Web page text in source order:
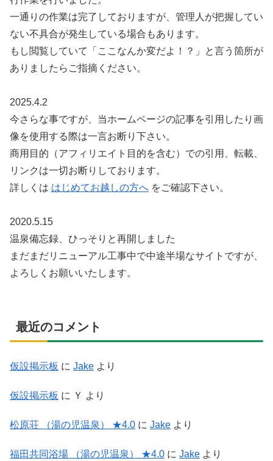
一通りの作業は完了しておりますが、管理人が把握してい
ない不具合が発生している場合もあります。
もし閲覧していて「ここなんか変だよ！？」と言う箇所が
ありましたらご指摘ください。
2025.4.2
今さらな事ですが、当ホームページの記事を引用したり画
像を使用する際は一言お断り下さい。
商用目的（アフィリエイト目的を含む）での引用、転載、
リンクは一切お断りしております。
詳しくは はじめてお越しの方へ をご確認下さい。
2020.5.15
温泉備忘録、ひっそりと再開しました
まだまだリニューアル工事中で中途半場なサイトですが、
よろしくお願いいたします。
最近のコメント
仮設掲示板 に Jake より
仮設掲示板 に Ｙ より
松原荘 （湯の児温泉） ★4.0 に Jake より
福田共同浴場 （湯の児温泉） ★4.0 に Jake より